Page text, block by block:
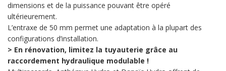
dimensions et de la puissance pouvant être opéré
ultérieurement.
L’entraxe de 50 mm permet une adaptation à la plupart des
configurations d’installation.
> En rénovation, limitez la tuyauterie grâce au
raccordement hydraulique modulable !